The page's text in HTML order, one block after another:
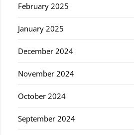
February 2025
January 2025
December 2024
November 2024
October 2024
September 2024